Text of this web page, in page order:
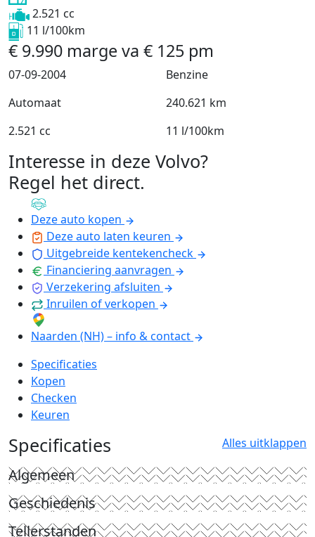
2.521 cc
11 l/100km
€ 9.990 marge va € 125 pm
07-09-2004
Benzine
Automaat
240.621 km
2.521 cc
11 l/100km
Interesse in deze Volvo?
Regel het direct.
Deze auto kopen
Deze auto laten keuren
Uitgebreide kentekencheck
Financiering aanvragen
Verzekering afsluiten
Inruilen of verkopen
Naarden (NH) – info & contact
Specificaties
Kopen
Checken
Keuren
Specificaties Alles uitklappen
Algemeen
Geschiedenis
Tellerstanden